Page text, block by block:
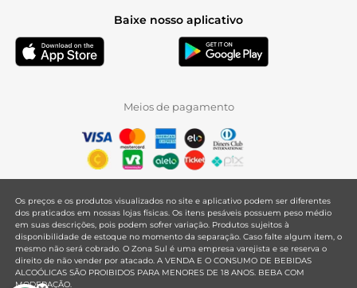
Baixe nosso aplicativo
Meios de pagamento
Os preços e os produtos visualizados no site e aplicativo podem ser diferentes
dos praticados em nossas lojas físicas. Os itens pesáveis possuem peso médio
em suas descrições, pois podem sofrer variação. Produtos sujeitos à
disponibilidade de estoque no momento da separação. Caso falte algum item, o
mesmo não será cobrado. O Zona Sul é uma empresa varejista e se reserva o
direito de não vender por atacado. A VENDA E O CONSUMO DE BEBIDAS
ALCOÓLICAS SÃO PROIBIDOS PARA MENORES DE 18 ANOS. BEBA COM
MODERAÇÃO.